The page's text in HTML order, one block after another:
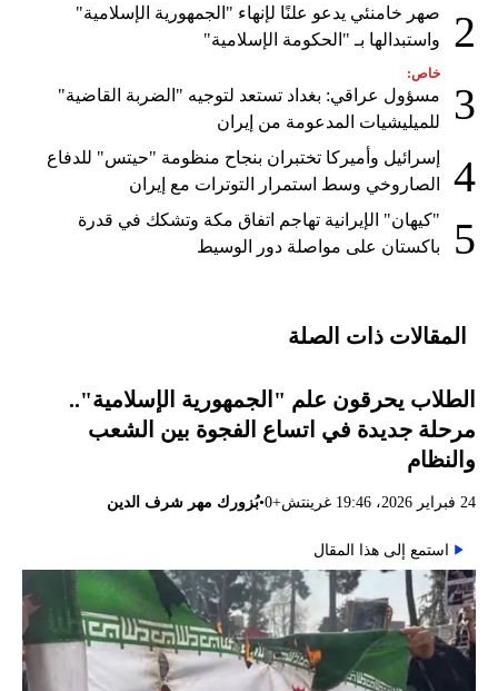
2
صهر خامنئي يدعو علنًا لإنهاء "الجمهورية الإسلامية"
واستبدالها بـ "الحكومة الإسلامية"
3
خاص:
مسؤول عراقي: بغداد تستعد لتوجيه "الضربة القاضية"
للميليشيات المدعومة من إيران
4
إسرائيل وأميركا تختبران بنجاح منظومة "حيتس" للدفاع
الصاروخي وسط استمرار التوترات مع إيران
5
"كيهان" الإيرانية تهاجم اتفاق مكة وتشكك في قدرة
باكستان على مواصلة دور الوسيط
المقالات ذات الصلة
الطلاب يحرقون علم "الجمهورية الإسلامية"..
مرحلة جديدة في اتساع الفجوة بين الشعب
والنظام
24 فبراير 2026، 19:46 غرينتش+0 •بُزورك مهر شرف الدين
استمع إلى هذا المقال